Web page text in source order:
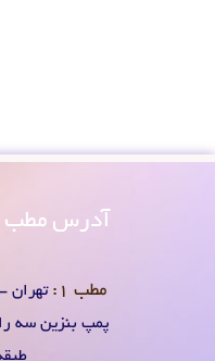
آدرس مطب
مطب 1:
تهران
طبقه 1 -